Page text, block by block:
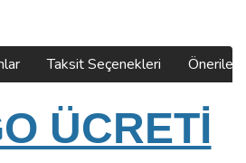
Taksit Seçenekleri
ÜCRETİ